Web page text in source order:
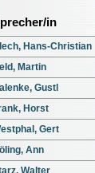
in
Hans-Christian
Martin
Gustl
Horst
Gert
Ann
Walter